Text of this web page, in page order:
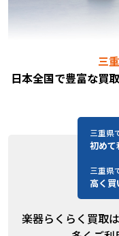
三
日本全国で豊富な買
三重県
初めて
三重県
高く買
楽器らくらく買取